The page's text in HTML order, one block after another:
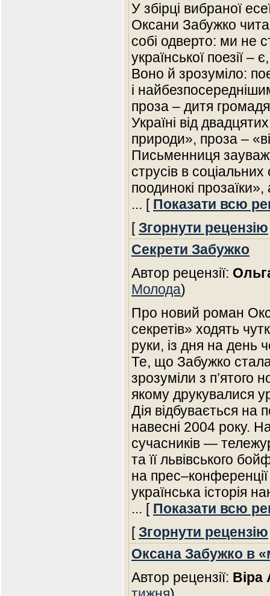
У збірці вибраної
Оксани Забужко
собі одверто: ми не
української поезії –
Воно й зрозуміло:
і
проза – дитя
Україні від
природи», проза –
Письменниця
струсів в
поодинокі
... [ Показати всю
[Згорнути рецензію
Секрети Забужко
Автор рецензії:
Молода)
Про новий роман
секретів» ходять
руки, із дня на день
Те, що Забужко
зрозуміли з п’ятого
якому друкувалися
Дія відбувається на
навесні 2004 року.
сучасників —
та її львівського
на
українська історія
... [ Показати всю
[Згорнути рецензію
Оксана Забужко в
Автор рецензії: Віра